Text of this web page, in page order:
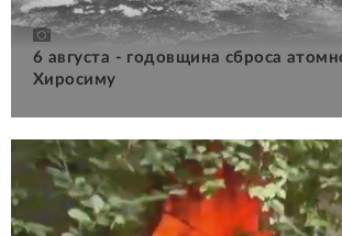
6 августа - годовщина сброса
Хиросиму